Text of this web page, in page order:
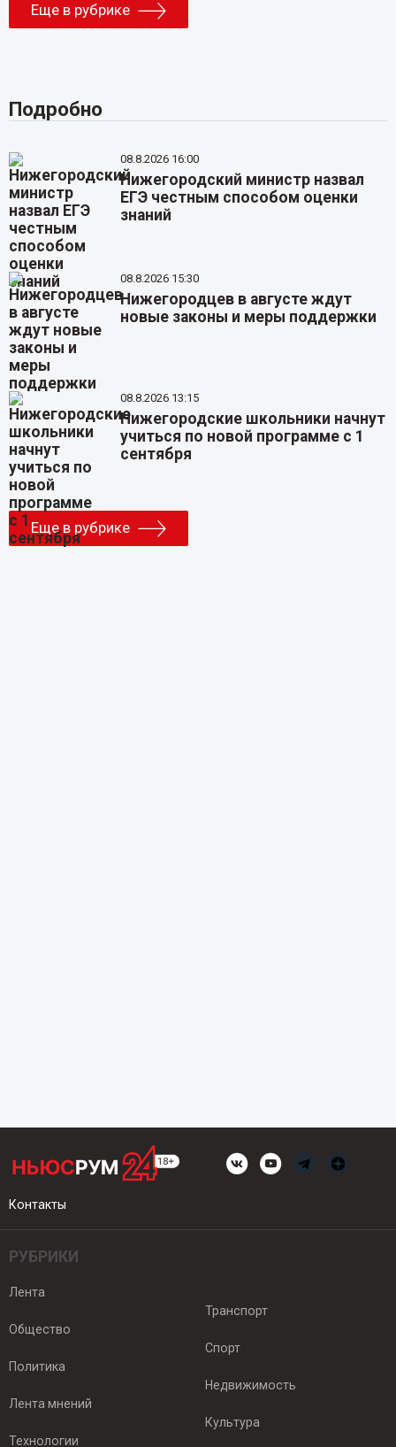
Еще в рубрике
Подробно
08.8.2026 16:00
Нижегородский министр назвал
ЕГЭ честным способом оценки
знаний
08.8.2026 15:30
Нижегородцев в августе ждут
новые законы и меры поддержки
08.8.2026 13:15
Нижегородские школьники начнут
учиться по новой программе с 1
сентября
Еще в рубрике
Контакты
РУБРИКИ
Лента
Общество
Политика
Лента мнений
Технологии
Транспорт
Спорт
Недвижимость
Культура